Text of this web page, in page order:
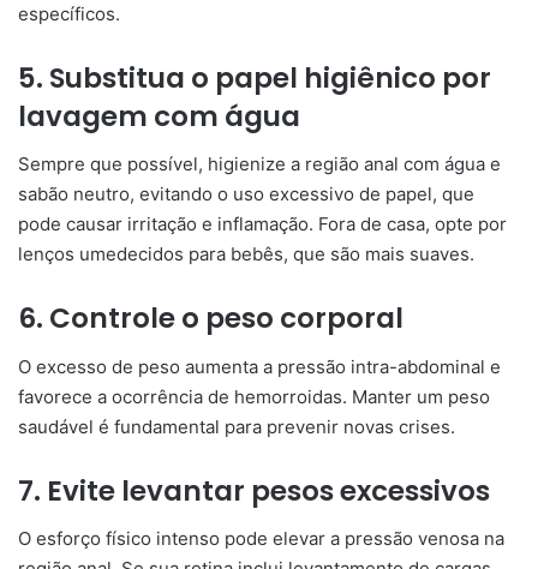
específicos.
5. Substitua o papel higiênico por
lavagem com água
Sempre que possível, higienize a região anal com água e
sabão neutro, evitando o uso excessivo de papel, que
pode causar irritação e inflamação. Fora de casa, opte por
lenços umedecidos para bebês, que são mais suaves.
6. Controle o peso corporal
O excesso de peso aumenta a pressão intra-abdominal e
favorece a ocorrência de hemorroidas. Manter um peso
saudável é fundamental para prevenir novas crises.
7. Evite levantar pesos excessivos
O esforço físico intenso pode elevar a pressão venosa na